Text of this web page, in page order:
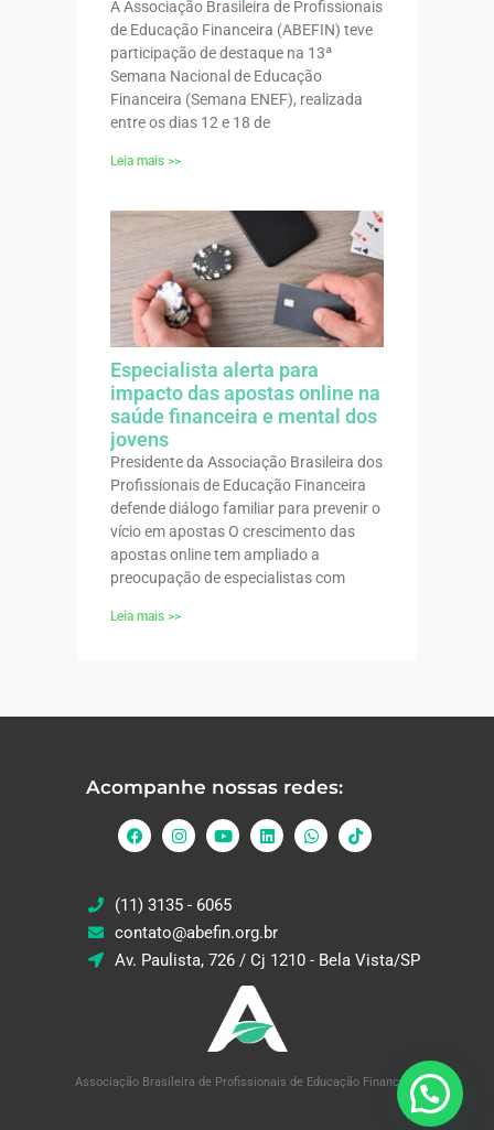
A Associação Brasileira de Profissionais
de Educação Financeira (ABEFIN) teve
participação de destaque na 13ª
Semana Nacional de Educação
Financeira (Semana ENEF), realizada
entre os dias 12 e 18 de
Leia mais >>
Especialista alerta para
impacto das apostas online na
saúde financeira e mental dos
jovens
Presidente da Associação Brasileira dos
Profissionais de Educação Financeira
defende diálogo familiar para prevenir o
vício em apostas O crescimento das
apostas online tem ampliado a
preocupação de especialistas com
Leia mais >>
Acompanhe nossas redes:
(11) 3135 - 6065
contato@abefin.org.br
Av. Paulista, 726 / Cj 1210 - Bela Vista/SP
Associação Brasileira de Profissionais de Educação Financeira